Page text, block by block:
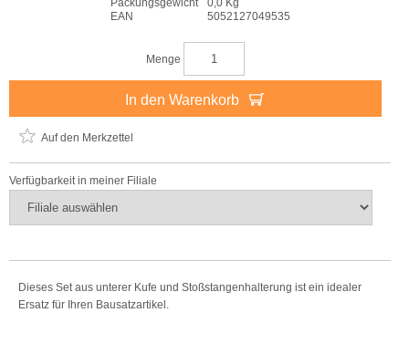
Packungsgewicht
0,0 Kg
EAN
5052127049535
Menge
In den Warenkorb
Auf den Merkzettel
Verfügbarkeit in meiner Filiale
Dieses Set aus unterer Kufe und Stoßstangenhalterung ist ein idealer
Ersatz für Ihren Bausatzartikel.